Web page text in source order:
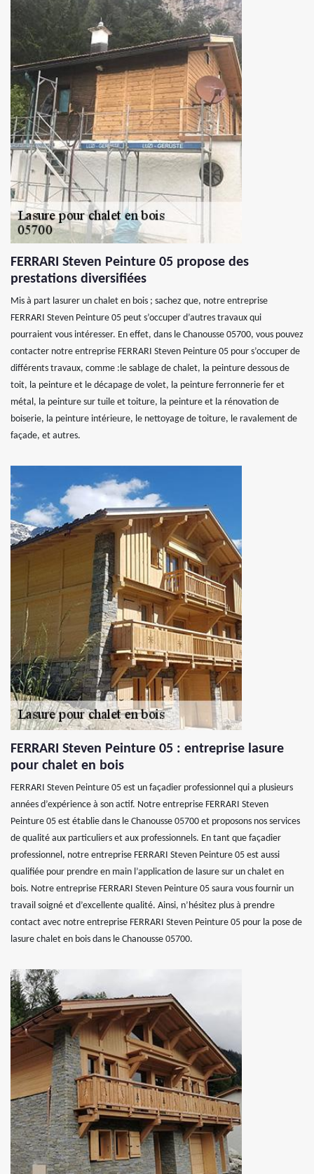
FERRARI Steven Peinture 05 propose des
prestations diversifiées
Mis à part lasurer un chalet en bois ; sachez que, notre entreprise
FERRARI Steven Peinture 05 peut s’occuper d’autres travaux qui
pourraient vous intéresser. En effet, dans le Chanousse 05700, vous pouvez
contacter notre entreprise FERRARI Steven Peinture 05 pour s’occuper de
différents travaux, comme :le sablage de chalet, la peinture dessous de
toit, la peinture et le décapage de volet, la peinture ferronnerie fer et
métal, la peinture sur tuile et toiture, la peinture et la rénovation de
boiserie, la peinture intérieure, le nettoyage de toiture, le ravalement de
façade, et autres.
FERRARI Steven Peinture 05 : entreprise lasure
pour chalet en bois
FERRARI Steven Peinture 05 est un façadier professionnel qui a plusieurs
années d’expérience à son actif. Notre entreprise FERRARI Steven
Peinture 05 est établie dans le Chanousse 05700 et proposons nos services
de qualité aux particuliers et aux professionnels. En tant que façadier
professionnel, notre entreprise FERRARI Steven Peinture 05 est aussi
qualifiée pour prendre en main l’application de lasure sur un chalet en
bois. Notre entreprise FERRARI Steven Peinture 05 saura vous fournir un
travail soigné et d’excellente qualité. Ainsi, n’hésitez plus à prendre
contact avec notre entreprise FERRARI Steven Peinture 05 pour la pose de
lasure chalet en bois dans le Chanousse 05700.